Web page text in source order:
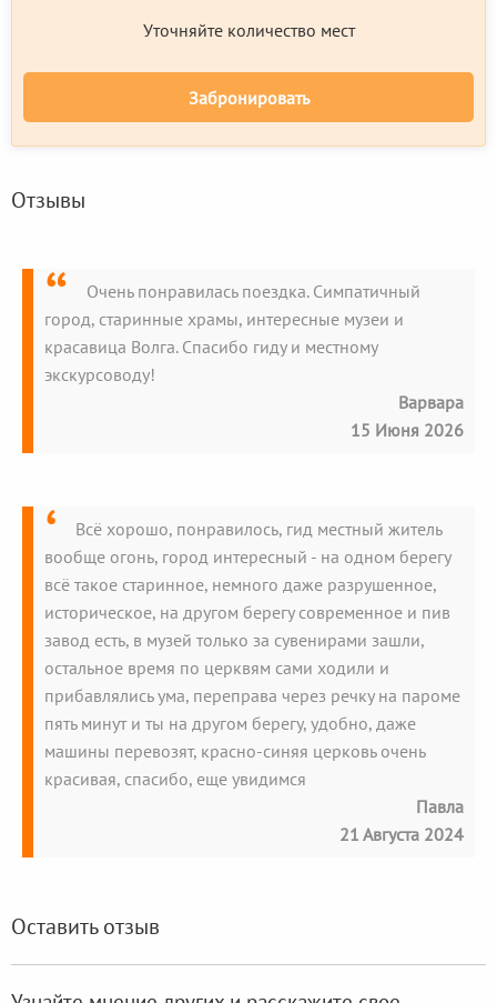
Уточняйте количество мест
Забронировать
Отзывы
Очень понравилась поездка. Симпатичный
город, старинные храмы, интересные музеи и
красавица Волга. Спасибо гиду и местному
экскурсоводу!
Варвара
15 Июня 2026
Всё хорошо, понравилось, гид местный житель
вообще огонь, город интересный - на одном берегу
всё такое старинное, немного даже разрушенное,
историческое, на другом берегу современное и пив
завод есть, в музей только за сувенирами зашли,
остальное время по церквям сами ходили и
прибавлялись ума, переправа через речку на пароме
пять минут и ты на другом берегу, удобно, даже
машины перевозят, красно-синяя церковь очень
красивая, спасибо, еще увидимся
Павла
21 Августа 2024
Оставить отзыв